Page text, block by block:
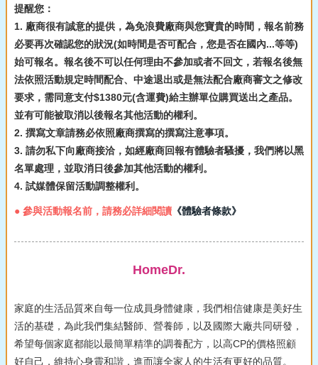
提醒您：
1. 廠商很有誠意的提供，為免浪費廠商與您寶貴的時間，報名前務
必要再次確認您的狀況(如時間是否可配合，您是否在國內...等等)
始可報名。報名後不可以任何理由不參加或者不回文，若報名後無
法依照活動規定時間配合、中途退出或是無法配合廠商審文之修改
要求，需同意支付$1380元(含運費)給主辦單位購買送出之產品。
並有可能被取消以後報名其他活動的權利。
2. 撰寫文章請務必依照廠商撰寫的撰寫注意事項。
3. 請勿私下向廠商接洽，如經廠商回報有體驗者騷擾，我們將以黑
名單處理，並取消日後參加其他活動的權利。
4. 試媒體保留活動調整權利。
● 參與活動報名前，請務必詳細閱讀 《體驗者條款》
HomeDr.
家庭的生活品質來自每一位成員身體健康，我們相信健康是美好生
活的基礎，為此我們集結醫師、營養師，以及國際大廠共同研發，
希望每個家庭都能以最簡單精準的調養配方，以高CP的價格照顧
好自己，維持心身靈和諧，進而讓全家人的生活有更好的品質。